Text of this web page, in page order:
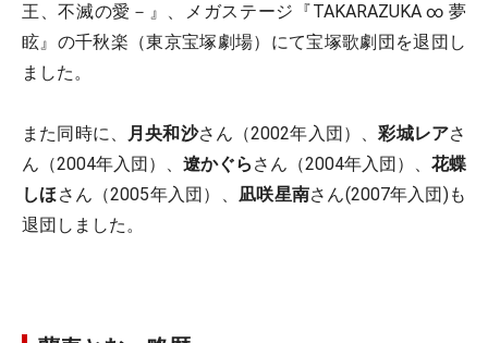
王、不滅の愛－』、メガステージ『TAKARAZUKA ∞ 夢
眩』の千秋楽（東京宝塚劇場）にて宝塚歌劇団を退団し
ました。
また同時に、 月央和沙さん（2002年入団）、彩城レアさ
ん（2004年入団）、 遼かぐら さん（2004年入団）、 花蝶
しほさん（2005年入団）、 凪咲星南さん(2007年入団)も
退団しました。